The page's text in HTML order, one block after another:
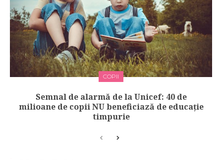
COPII
Semnal de alarmă de la Unicef: 40 de
milioane de copii NU beneficiază de educație
timpurie